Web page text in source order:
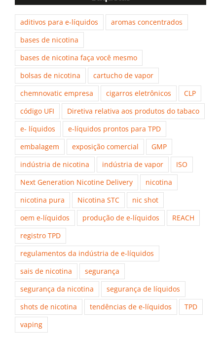
aditivos para e-líquidos
aromas concentrados
bases de nicotina
bases de nicotina faça você mesmo
bolsas de nicotina
cartucho de vapor
chemnovatic empresa
cigarros eletrônicos
CLP
código UFI
Diretiva relativa aos produtos do tabaco
e- líquidos
e-líquidos prontos para TPD
embalagem
exposição comercial
GMP
indústria de nicotina
indústria de vapor
ISO
Next Generation Nicotine Delivery
nicotina
nicotina pura
Nicotina STC
nic shot
oem e-líquidos
produção de e-líquidos
REACH
registro TPD
regulamentos da indústria de e-líquidos
sais de nicotina
segurança
segurança da nicotina
segurança de líquidos
shots de nicotina
tendências de e-líquidos
TPD
vaping